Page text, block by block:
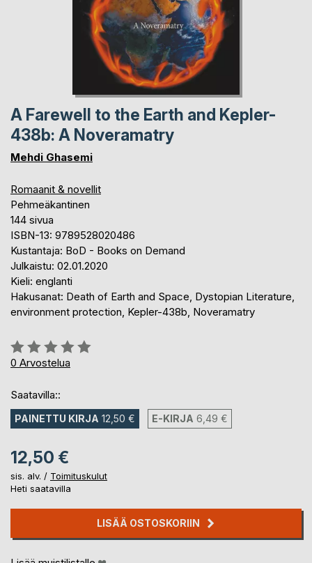
A Farewell to the Earth and Kepler-
438b: A Noveramatry
Mehdi Ghasemi
Romaanit & novellit
Pehmeäkantinen
144 sivua
ISBN-13: 9789528020486
Kustantaja: BoD - Books on Demand
Julkaistu: 02.01.2020
Kieli: englanti
Hakusanat: Death of Earth and Space, Dystopian Literature,
environment protection, Kepler-438b, Noveramatry
Arvostelu::
0%
0 Arvostelua
Saatavilla::
PAINETTU KIRJA 12,50 € E-KIRJA 6,49 €
12,50 €
sis. alv. / Toimituskulut
Heti saatavilla
LISÄÄ OSTOSKORIIN